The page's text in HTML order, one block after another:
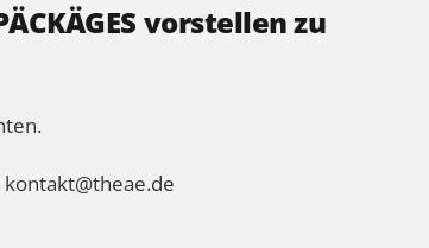
vorstellen zu
kontakt@theae.de